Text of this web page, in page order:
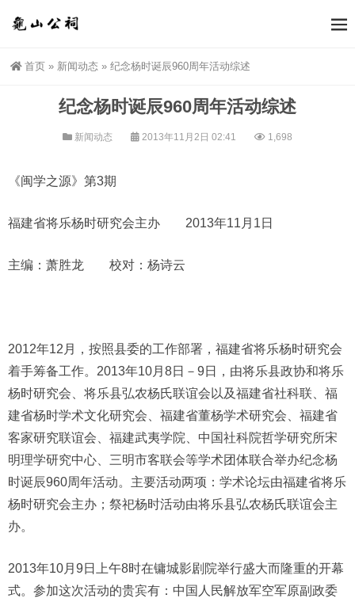
首页 » 新闻动态 » 纪念杨时诞辰960周年活动综述
纪念杨时诞辰960周年活动综述
新闻动态 2013年11月2日 02:41 1,698
《闽学之源》第3期
福建省将乐杨时研究会主办 2013年11月1日
主编：萧胜龙 校对：杨诗云
2012年12月，按照县委的工作部署，福建省将乐杨时研究会
着手筹备工作。2013年10月8日－9日，由将乐县政协和将乐
杨时研究会、将乐县弘农杨氏联谊会以及福建省社科联、福
建省杨时学术文化研究会、福建省董杨学术研究会、福建省
客家研究联谊会、福建武夷学院、中国社科院哲学研究所宋
明理学研究中心、三明市客联会等学术团体联合举办纪念杨
时诞辰960周年活动。主要活动两项：学术论坛由福建省将乐
杨时研究会主办；祭祀杨时活动由将乐县弘农杨氏联谊会主
办。
2013年10月9日上午8时在镛城影剧院举行盛大而隆重的开幕
式。参加这次活动的贵宾有：中国人民解放军空军原副政委